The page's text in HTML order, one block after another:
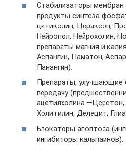
Стабилизаторы мембран
продукты синтеза
цитиколин, Цераксон,
Нейропол, Нейрохолин,
препараты магния и
Аспангин, Паматон,
Панангин).
Препараты, улучшающие
передачу
ацетилхолина —Церетон,
Холитилин, Делецит,
Блокаторы апоптоза
ингибиторы кальпаинов).